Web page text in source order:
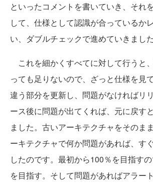
といったコメントを書いていき、それ
して、仕様として認識が合っているか
い、ダブルチェックで進めていきました
これを細かくすべてに対して行うと
っても足りないので、ざっと仕様を見
違う部分を更新し、問題がなければリ
ース後に問題が出てくれば、元に戻す
ました。古いアーキテクチャをそのま
ーキテクチャで何か問題があれば、す
したのです。最初から100％を目指す
を目指す。そして問題があればアラー